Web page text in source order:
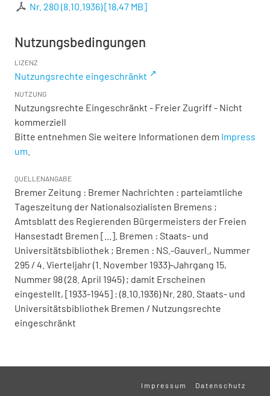
Nr. 280 (8.10.1936)[18,47 MB]
Nutzungsbedingungen
LIZENZ
Nutzungsrechte eingeschränkt
NUTZUNG
Nutzungsrechte Eingeschränkt - Freier Zugriff - Nicht
kommerziell
Bitte entnehmen Sie weitere Informationen dem Impress
um
QUELLENANGABE
Bremer Zeitung : Bremer Nachrichten : parteiamtliche
Tageszeitung der Nationalsozialisten Bremens ;
Amtsblatt des Regierenden Bürgermeisters der Freien
Hansestadt Bremen [...]. Bremen : Staats- und
Universitätsbibliothek ; Bremen : NS.-Gauverl., Nummer
295 / 4. Vierteljahr (1. November 1933)-Jahrgang 15,
Nummer 98 (28. April 1945) ; damit Erscheinen
eingestellt, [1933-1945] : (8.10.1936) Nr. 280. Staats- und
Universitätsbibliothek Bremen / Nutzungsrechte
eingeschränkt
Impressum Datenschutz